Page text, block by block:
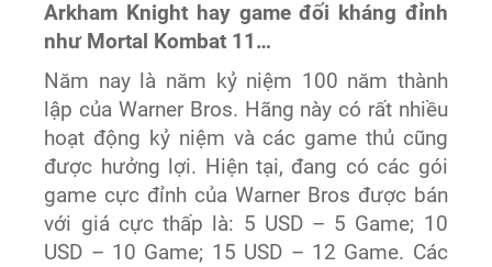
Arkham Knight hay game đối kháng đỉnh
như Mortal Kombat 11…
Năm nay là năm kỷ niệm 100 năm thành
lập của Warner Bros. Hãng này có rất nhiều
hoạt động kỷ niệm và các game thủ cũng
được hưởng lợi. Hiện tại, đang có các gói
game cực đỉnh của Warner Bros được bán
với giá cực thấp là: 5 USD – 5 Game; 10
USD – 10 Game; 15 USD – 12 Game. Các